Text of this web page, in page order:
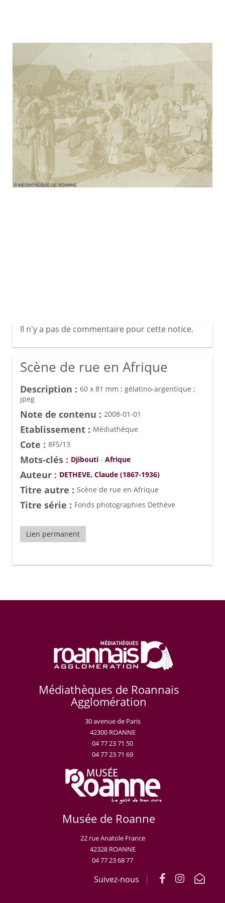
Il n'y a pas de commentaire pour cette notice.
Scène de rue en Afrique
Description : 60 x 81 mm ; gélatino-argentique ;
jpeg
Note de contenu : 2008-01-01
Etablissement : Médiathèque
Cote : 8F5/13
Mots-clés : Djibouti - Afrique
Auteur : DETHEVE, Claude (1867-1936)
Titre autre : Scène de rue en Afrique
Titre série : Fonds photographies Dethève
Lien permanent
Médiathèques de Roannais
Agglomération
30 avenue de Paris
42300 ROANNE
04 77 23 71 50
04 77 23 71 69
Musée de Roanne
22 rue Anatole France
42328 ROANNE
04 77 23 68 77
Suivez-nous